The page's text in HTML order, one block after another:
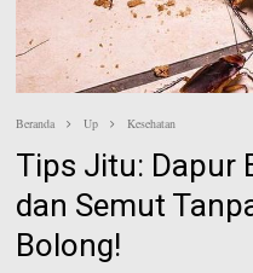
Beranda Up Kesehatan
Tips Jitu: Dapur
dan Semut
Bolong!